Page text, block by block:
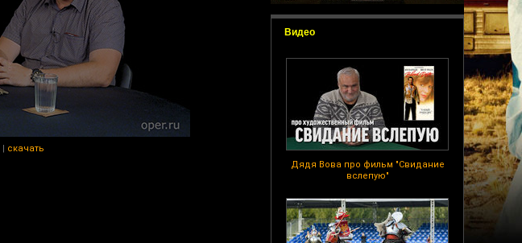
Видео
Дядя Вова про фильм "Свидание
вслепую"
| скачать